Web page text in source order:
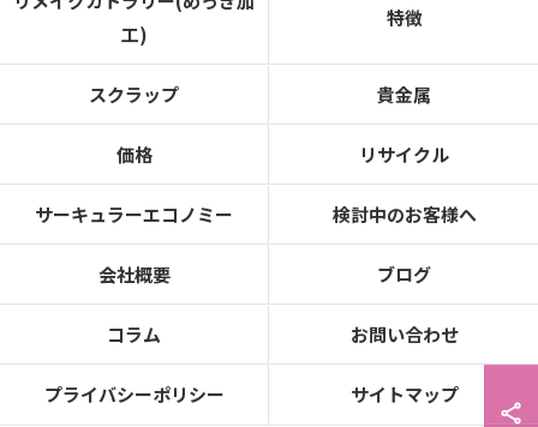
工)
特徴
スクラップ 貴金属
価格 リサイクル
サーキュラーエコノミー 検討中のお客様へ
会社概要 ブログ
コラム お問い合わせ
プライバシーポリシー サイトマップ